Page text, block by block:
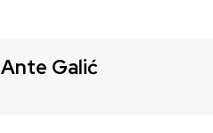
Ante Galić